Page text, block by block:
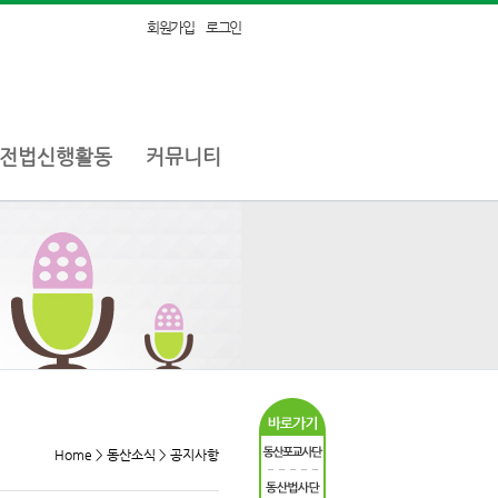
회원가입 로그인
전법신행활동 커뮤니티
Home > 동산소식 > 공지사항